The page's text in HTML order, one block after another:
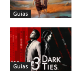
Guias
Guias